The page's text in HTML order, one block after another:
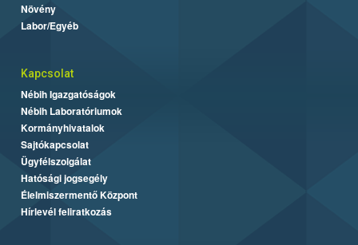
Növény
Labor/Egyéb
Kapcsolat
Nébih Igazgatóságok
Nébih Laboratóriumok
Kormányhivatalok
Sajtókapcsolat
Ügyfélszolgálat
Hatósági jogsegély
Élelmiszermentő Központ
Hírlevél feliratkozás